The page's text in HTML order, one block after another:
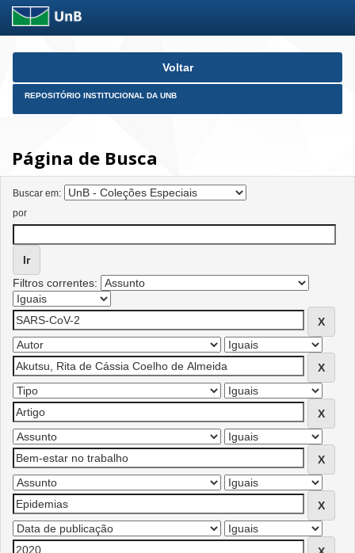
Skip
Voltar
REPOSITÓRIO INSTITUCIONAL DA UNB
Página de Busca
Buscar em:
por
Filtros correntes: